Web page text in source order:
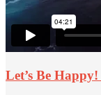
Let’s Be Happy!